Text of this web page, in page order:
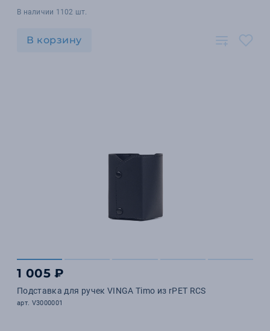
В наличии 1102 шт.
В корзину
1 005 ₽
Подставка для ручек VINGA Timo из rPET RCS
арт. V3000001